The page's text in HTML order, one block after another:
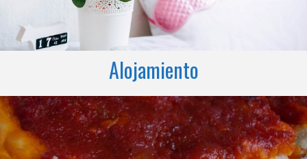
Alojamiento